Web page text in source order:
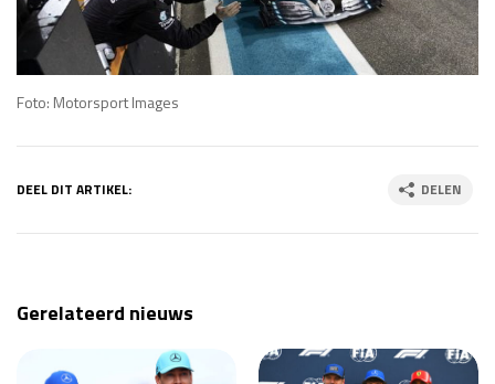
Foto: Motorsport Images
DEEL DIT ARTIKEL: DELEN
Gerelateerd nieuws